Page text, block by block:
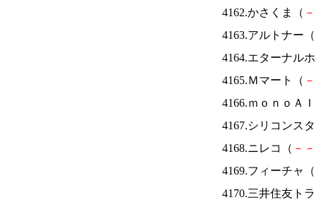
4162.かさくま（ －
4163.アルトナー（
4164.エターナル
4165.Ｍマート（ －
4166.ｍｏｎｏＡ
4167.シリコンス
4168.ニレコ（ － －
4169.フィーチャ（
4170.三井住友ト